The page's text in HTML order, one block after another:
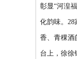
彰显“河湟
化韵味。28
香、青稞酒
台上，徐徐